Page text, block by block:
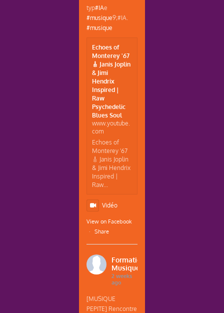
typ#IAe
#musique9;#IA.
#musique
Echoes of
Monterey '67
🎸 Janis Joplin
& Jimi
Hendrix
Inspired |
Raw
Psychedelic
Blues Soul
www.youtube.
com
Echoes of
Monterey '67
🎸 Janis Joplin
& Jimi Hendrix
Inspired |
Raw...
Vidéo
View on Facebook
·
Share
Formations
Musique
2 weeks
ago
[MUSIQUE
PEPITE] Rencontre